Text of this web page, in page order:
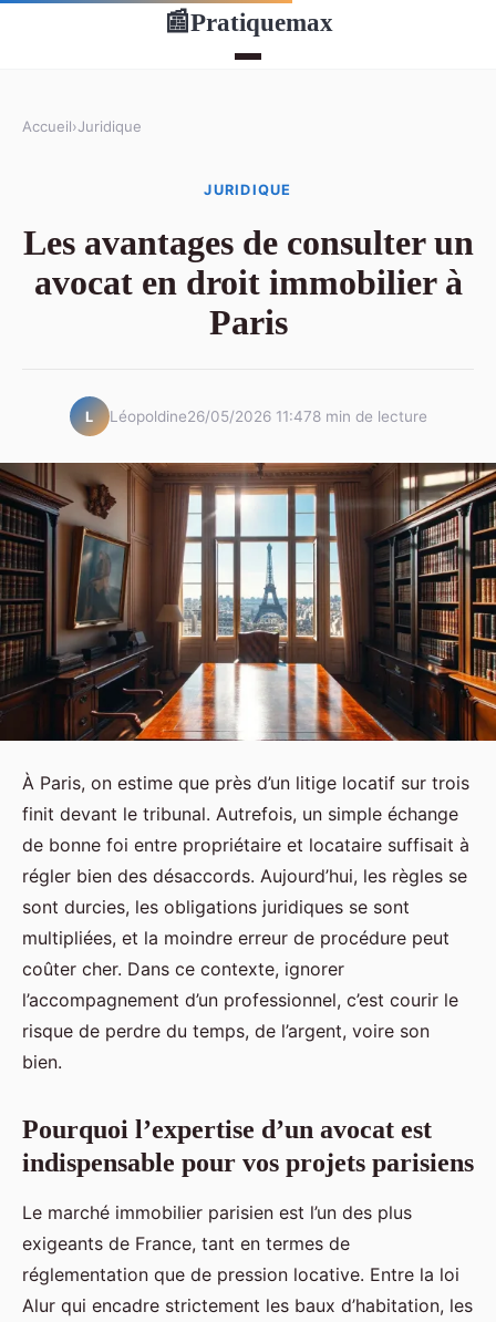
📰Pratiquemax
Accueil›Juridique
JURIDIQUE
Les avantages de consulter un
avocat en droit immobilier à
Paris
L Léopoldine26/05/2026 11:478 min de lecture
À Paris, on estime que près d’un litige locatif sur trois
finit devant le tribunal. Autrefois, un simple échange
de bonne foi entre propriétaire et locataire suffisait à
régler bien des désaccords. Aujourd’hui, les règles se
sont durcies, les obligations juridiques se sont
multipliées, et la moindre erreur de procédure peut
coûter cher. Dans ce contexte, ignorer
l’accompagnement d’un professionnel, c’est courir le
risque de perdre du temps, de l’argent, voire son
bien.
Pourquoi l’expertise d’un avocat est
indispensable pour vos projets parisiens
Le marché immobilier parisien est l’un des plus
exigeants de France, tant en termes de
réglementation que de pression locative. Entre la loi
Alur qui encadre strictement les baux d’habitation, les